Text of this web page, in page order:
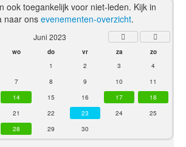
ook toegankelijk voor niet-leden. Kijk in
naar ons evenementen-overzicht.
Juni 2023
wo do vr za
zo
1
2 3
4
7 8 9 10
11
14 15 16 17
18
21 22 23 24
25
28 29 30